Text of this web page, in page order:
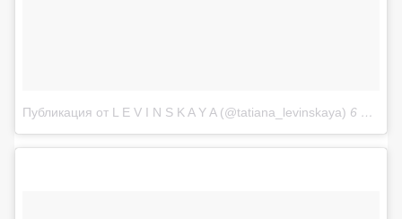
Публикация от L E V I N S K A Y A (@tatiana_levinskaya) 6 Июл 2017 в 10:25 PDT